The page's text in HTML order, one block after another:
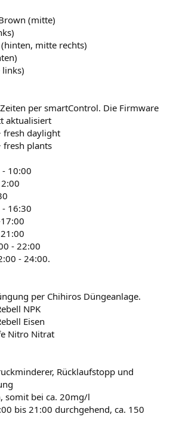
(mitte)
mitte rechts)
links)
per smartControl. Die Firmware
aktualisiert
fresh daylight
fresh plants
10:00
16:30
- 22:00
- 24:00.
per Chihiros Düngeanlage.
NPK
Eisen
Nitro Nitrat
Rücklaufstopp und
somit bei ca. 20mg/l
bis 21:00 durchgehend, ca. 150